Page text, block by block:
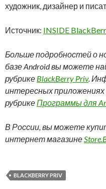
художник, дизайнер и
Источник: INSIDE
Больше подробностей о
базе Android вы можете
рубрике BlackBerry Priv.
интересных приложениях
рубрике Программы для
В России, вы можете
интернет магазине
BLACKBERRY PRIV